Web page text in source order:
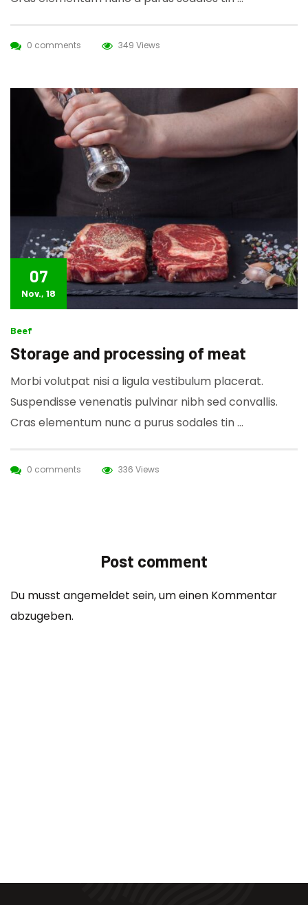
0 comments 349 Views
07
Nov., 18
Beef
Storage and processing of meat
Morbi volutpat nisi a ligula vestibulum placerat.
Suspendisse venenatis pulvinar nibh sed convallis.
Cras elementum nunc a purus sodales tin …
0 comments 336 Views
Post comment
Du musst angemeldet sein, um einen Kommentar
abzugeben.